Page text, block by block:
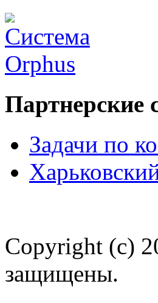
Партнерские
Задачи по
Copyright (c)
защищены.